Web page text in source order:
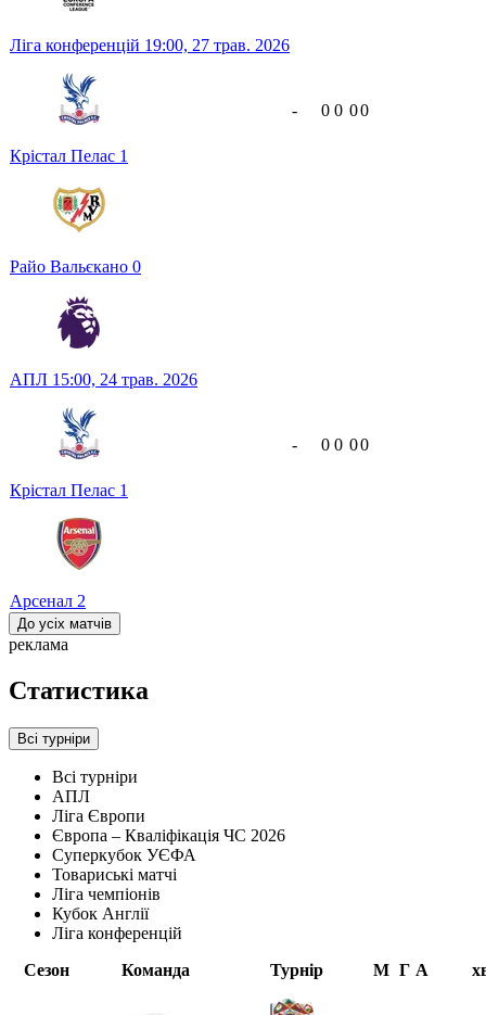
Ліга конференцій 19:00, 27 трав. 2026
Крістал Пелас 1
Райо Вальєкано 0
- 0 0 00
АПЛ 15:00, 24 трав. 2026
Крістал Пелас 1
Арсенал 2
- 0 0 00
До усіх матчів
реклама
Статистика
Всі турніри
Всі турніри
АПЛ
Ліга Європи
Європа – Кваліфікація ЧС 2026
Суперкубок УЄФА
Товариські матчі
Ліга чемпіонів
Кубок Англії
Ліга конференцій
Сезон
Команда Турнір М Г А